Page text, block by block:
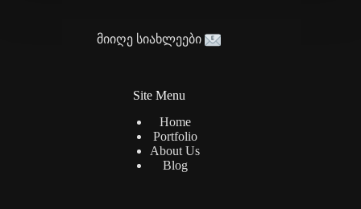
მიიღე სიახლეები
Site Menu
Home
Portfolio
About Us
Blog